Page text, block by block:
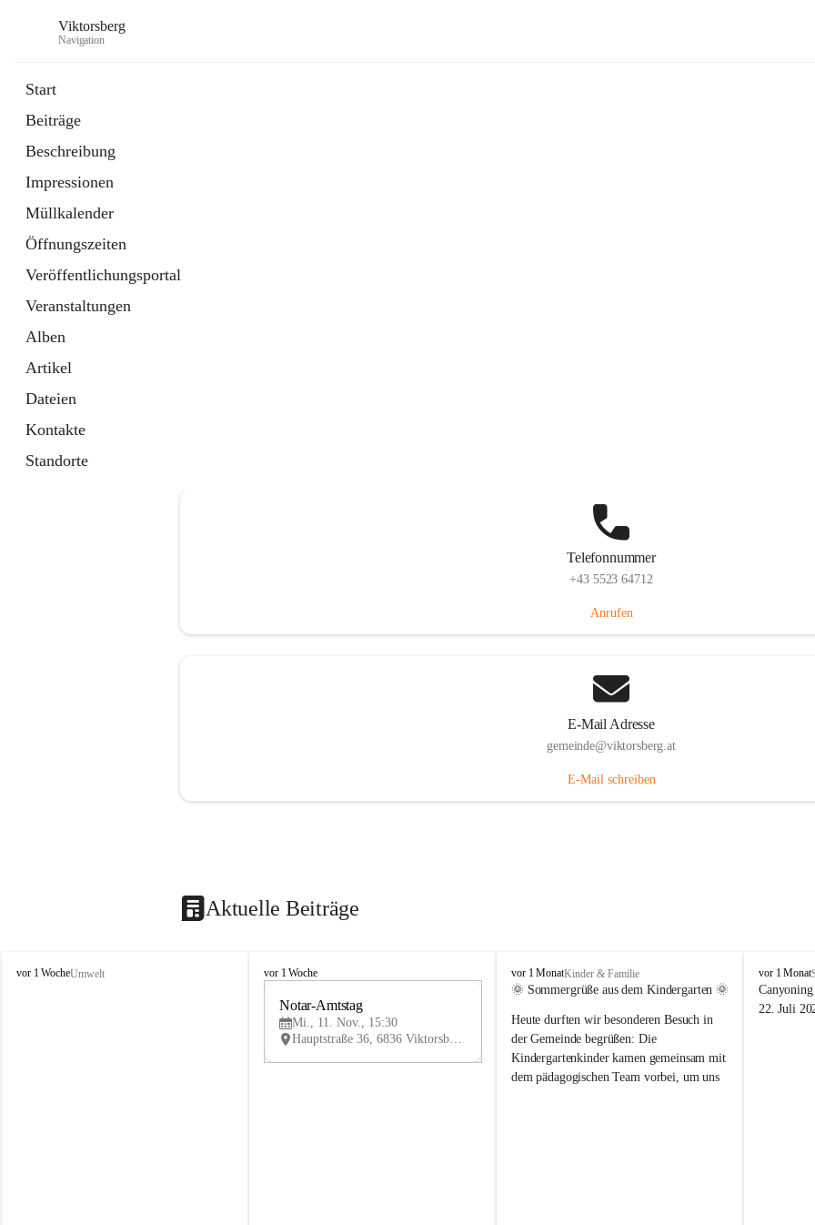
Viktorsberg
Navigation
Start
Beiträge
Beschreibung
Impressionen
Müllkalender
Öffnungszeiten
Veröffentlichungsportal
Veranstaltungen
Alben
Artikel
Dateien
Kontakte
Standorte
Telefonnummer
+43 5523 64712
Anrufen
E-Mail Adresse
gemeinde@viktorsberg.at
E-Mail schreiben
Aktuelle Beiträge
V
vor 1 WocheUmwelt
V
vor 1 Woche
V
Notar-Amtstag
Mi., 11. Nov., 15:30
Hauptstraße 36, 6836 Viktorsberg, AUT
V
i
t
o
r
s
vor 1 MonatKinder & Familie
🌞 Sommergrüße aus dem Kindergarten 🌞
Heute durften wir besonderen Besuch in
der Gemeinde begrüßen: Die
Kindergartenkinder kamen gemeinsam mit
dem pädagogischen Team vorbei, um uns
V
i
k
vor 1 Monat
22. Juli